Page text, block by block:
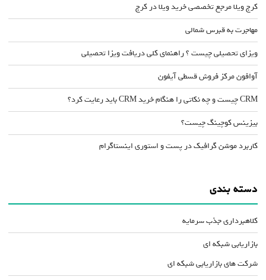
کرج ویلا مرجع تخصصی خرید ویلا در کرج
مهاجرت به قبرس شمالی
ویزای تحصیلی چیست ؟ راهنمای کلی دریافت ویزا تحصیلی
آوافون مرکز فروش قسطی آیفون
CRM چیست و چه نکاتی را هنگام خرید CRM باید رعایت کرد؟
بیزینس کوچینگ چیست؟
کاربرد موشن گرافیک در پست و استوری اینستاگرام
دسته بندی
کلاهبرداری جذب سرمایه
بازاریابی شبکه ای
شرکت های بازاریابی شبکه ای